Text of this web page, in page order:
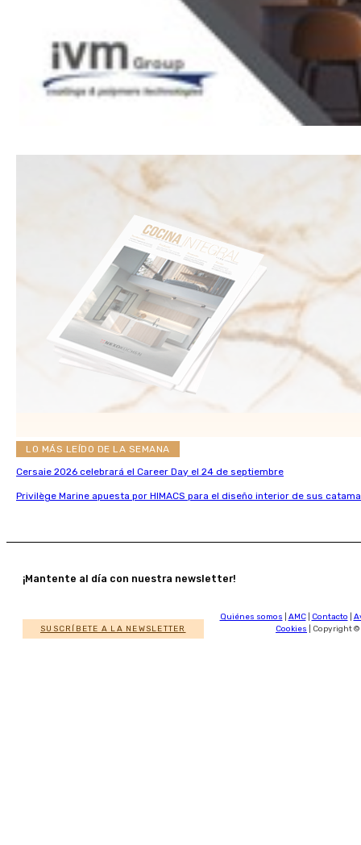
LO MÁS LEÍDO DE LA SEMANA
Cersaie 2026 celebrará el Career Day el 24 de septiembre
Privilège Marine apuesta por HIMACS para el diseño interior de sus
¡Mantente al día con nuestra newsletter!
SUSCRÍBETE A LA NEWSLETTER
Quiénes somos AMC| Contacto
Cookies | Copyright